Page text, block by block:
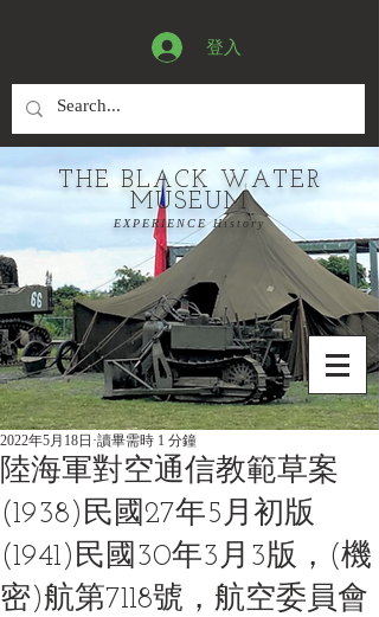
登入
THE BLACK WATER
MUSEUM
EXPERIENCE History
陸海軍對空通信教範草案
(1938)民國27年5月初版
(1941)民國30年3月3版，(機
密)航第7118號，航空委員會
2022年5月18日 讀畢需時 1 分鐘